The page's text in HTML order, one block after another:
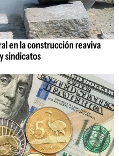
en la construcción reaviva
sindicatos